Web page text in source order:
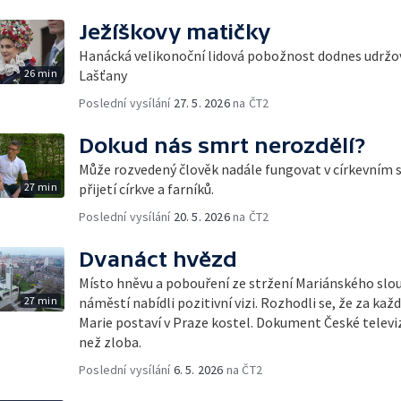
26 min
Ježíškovy matičky
Hanácká velikonoční lidová pobožnost dodnes
Lašťany
Poslední vysílání 27. 5. 2026na ČT2
27 min
Dokud nás smrt nerozdělí?
Může rozvedený člověk nadále fungovat v církevním
přijetí církve a farníků.
Poslední vysílání 20. 5. 2026na ČT2
27 min
Dvanáct hvězd
Místo hněvu a pobouření ze stržení Mariánského
náměstí nabídli pozitivní vizi. Rozhodli se, že za
Marie postaví v Praze kostel. Dokument České
než zloba.
Poslední vysílání6. 5. 2026 na ČT2